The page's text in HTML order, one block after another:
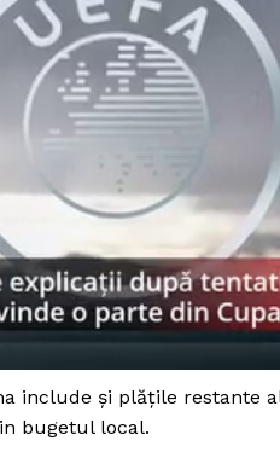
include şi plăţile restante
bugetul local.